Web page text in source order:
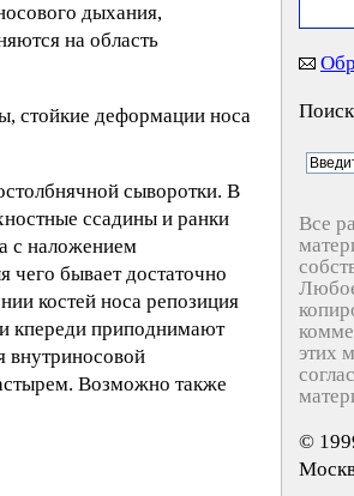
дыхания,
на область
стойкие деформации носа
сыворотки. В
ссадины и ранки
с наложением
бывает достаточно
костей носа репозиция
кпереди приподнимают
внутриносовой
Возможно также
Все
этих
©